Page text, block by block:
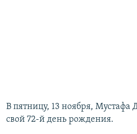
В пятницу, 13 ноября, Мустафа
свой 72-й день рождения.